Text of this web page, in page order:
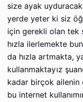
size ayak
yerde yeter ki siz
için gerekli olan tek
hızla ilerlemekte
da hızla artmakta,
kullanmaktayız
kadar birçok ailenin
bu internet